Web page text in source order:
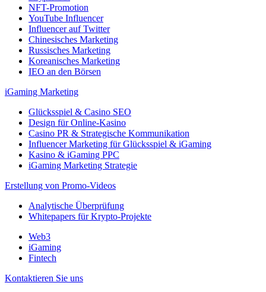
NFT-Promotion
YouTube Influencer
Influencer auf Twitter
Chinesisches Marketing
Russisches Marketing
Koreanisches Marketing
IEO an den Börsen
iGaming Marketing
Glücksspiel & Casino SEO
Design für Online-Kasino
Casino PR & Strategische Kommunikation
Influencer Marketing für Glücksspiel & iGaming
Kasino & iGaming PPC
iGaming Marketing Strategie
Erstellung von Promo-Videos
Analytische Überprüfung
Whitepapers für Krypto-Projekte
Web3
iGaming
Fintech
Kontaktieren Sie uns